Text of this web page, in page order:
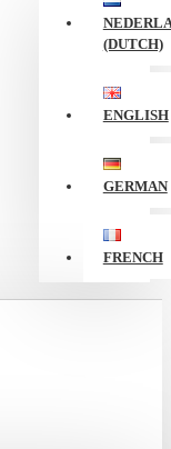
(DUTCH)
ENGLISH
GERMAN
FRENCH